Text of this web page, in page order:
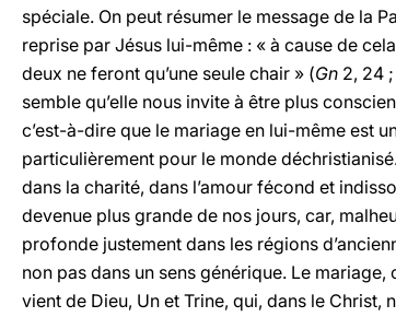
spéciale. On peut résumer le message de la
reprise par Jésus lui-même : « à cause de
deux ne feront qu’une seule chair » (Gn 2, 24 ;
semble qu’elle nous invite à être plus
c’est-à-dire que le mariage en lui-même est
particulièrement pour le monde
dans la charité, dans l’amour fécond et
devenue plus grande de nos jours, car,
profonde justement dans les régions
non pas dans un sens générique. Le
vient de Dieu, Un et Trine, qui, dans le Christ,